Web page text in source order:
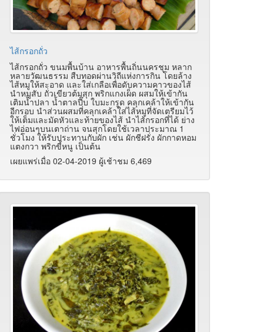
ไส้กรอกถั่ว
ไส้กรอกถั่ว ขนมพื้นบ้าน อาหารพื้นถิ่นนครชุม หลาก
หลายวัฒนธรรม สืบทอดผ่านวิถีแห่งการกิน โดยล้าง
ไส้หมูให้สะอาด และใส่เกลือเพื่อดับความคาวของไส้
นำหมูสับ ถั่วเขียวต้มสุก พริกแกงเผ็ด ผสมให้เข้ากัน
เติมน้ำปลา น้ำตาลปี๊บ ใบมะกรูด คลุกเคล้าให้เข้ากัน
อีกรอบ นำส่วนผสมที่คลุกเคล้าใส่ไส้หมูที่จัดเตรียมไว้
ให้เต็มและมัดหัวและท้ายของไส้ นำไส้กรอกที่ได้ ย่าง
ไฟอ่อนๆบนเตาถ่าน จนสุกโดยใช้เวลาประมาณ 1
ชั่วโมง ให้รับประทานกับผัก เช่น ผักชีฝรั่ง ผักกาดหอม
แตงกวา พริกขี้หนู เป็นต้น
เผยแพร่เมื่อ 02-04-2019 ผู้เช้าชม 6,469